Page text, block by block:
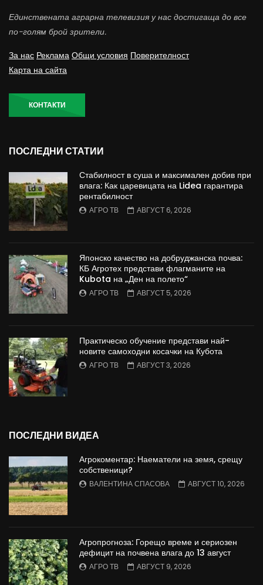
Единствената аграрна телевизия у нас достигаща до все
по-голям брой зрители.
За нас Реклама Общи условия Поверителност
Карта на сайта
КОНТАКТИ
ПОСЛЕДНИ СТАТИИ
Стабилност в суша и максимален добив при
влага: Как царевицата на Lidea гарантира
рентабилност
АГРО ТВ АВГУСТ 6, 2026
Японско качество на добруджанска почва:
КБ Агротех представи флагманите на
Kubota на „Ден на полето“
АГРО ТВ АВГУСТ 5, 2026
Практическо обучение представи най-
новите самоходни косачки на Кубота
АГРО ТВ АВГУСТ 3, 2026
ПОСЛЕДНИ ВИДЕА
Агрокоментар: Наематели на земя, срещу
собственици?
ВАЛЕНТИНА СПАСОВА АВГУСТ 10, 2026
Агропрогноза: Горещо време и сериозен
дефицит на почвена влага до 13 август
АГРО ТВ АВГУСТ 9, 2026